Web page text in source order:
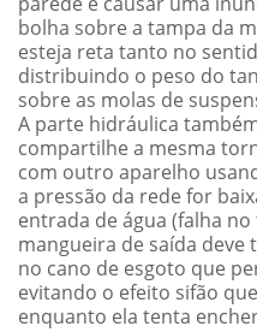
bolha sobre a tampa da
esteja reta tanto no
distribuindo o peso do
sobre as molas de
A parte hidráulica
compartilhe a mesma
com outro aparelho
a pressão da rede for
entrada de água (falha
mangueira de saída
no cano de esgoto que
evitando o efeito sifão
enquanto ela tenta